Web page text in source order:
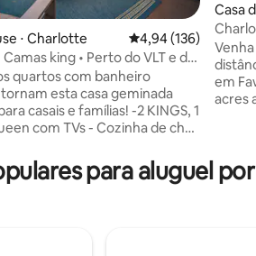
de 5, 103 avaliações
⋅ Charlotte 4,94 de uma
4,94 (136)
Camas king • Perto do VLT e do
quartos com banheiro
esta casa geminada
e famílias! -2 KINGS, 1
com TVs - Cozinha de chef
e café, geladeira para vinhos -
relaxar com lareira externa
Casa
em
acres
mini
para aluguel